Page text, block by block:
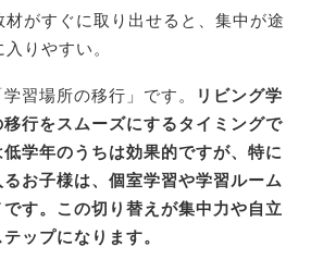
材がすぐに取り出せると、集中が途
りやすい。
習場所の移行」です。
リビング学
行をスムーズにするタイミングで
学年のうちは効果的ですが、特に
お子様は、個室学習や学習ルーム
す。この切り替えが集中力や自立
ップになります。